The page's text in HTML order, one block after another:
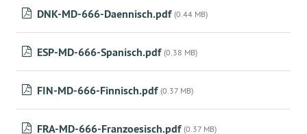
DNK-MD-666-Daennisch.pdf (0.44 MB)
ESP-MD-666-Spanisch.pdf (0.38 MB)
FIN-MD-666-Finnisch.pdf (0.37 MB)
FRA-MD-666-Franzoesisch.pdf (0.37 MB)